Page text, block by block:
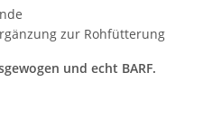
zur Rohfütterung
und echt BARF.